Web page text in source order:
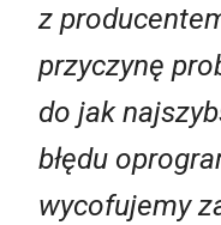
z
przyczynę
do jak
błędu
wycofujemy